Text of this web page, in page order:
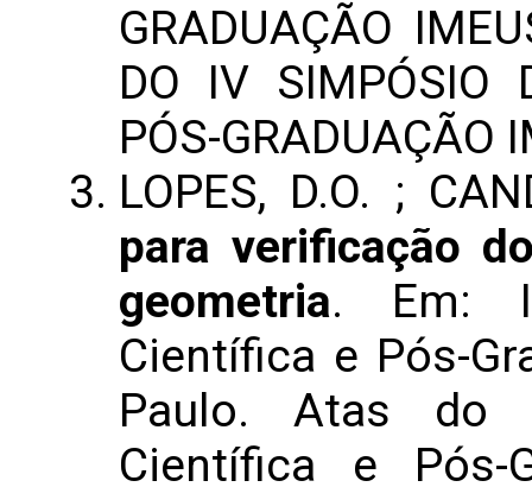
GRADUAÇÃO
DO IV SIMPÓSIO
PÓS-GRADUAÇÃO
LOPES, D.O. ;
para verificação
geometria. Em:
Científica e Pós-
Paulo. Atas do
Científica e Pós-